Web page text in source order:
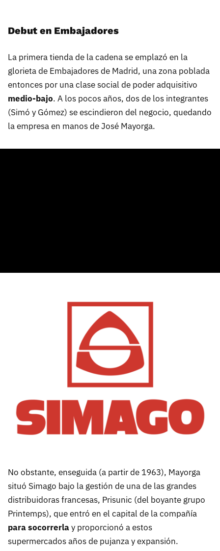
Debut en Embajadores
La primera tienda de la cadena se emplazó en la
glorieta de Embajadores de Madrid, una zona poblada
entonces por una clase social de poder adquisitivo
medio-bajo. A los pocos años, dos de los integrantes
(Simó y Gómez) se escindieron del negocio, quedando
la empresa en manos de José Mayorga.
No obstante, enseguida (a partir de 1963), Mayorga
situó Simago bajo la gestión de una de las grandes
distribuidoras francesas, Prisunic (del boyante grupo
Printemps), que entró en el capital de la compañía
para socorrerlay proporcionó a estos
supermercados años de pujanza y expansión.